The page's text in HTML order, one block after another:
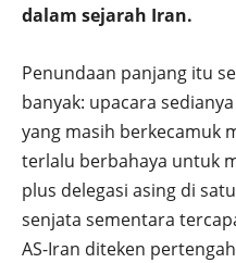
dalam sejarah Iran.
Penundaan panjang itu
banyak: upacara
yang masih berkecamuk
terlalu berbahaya untuk
plus delegasi asing di
senjata sementara
AS-Iran diteken